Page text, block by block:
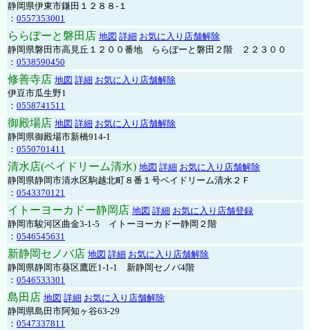
静岡県伊東市鎌田１２８８-１
： 0557353001
ららぽーと磐田店 地図 詳細 お気に入り店舗解除
静岡県磐田市高見丘１２００番地 ららぽーと磐田２階 ２２３００
： 0538590450
修善寺店 地図 詳細 お気に入り店舗解除
伊豆市瓜生野1
： 0558741511
御殿場店 地図 詳細 お気に入り店舗解除
静岡県御殿場市新橋914-1
： 0550701411
清水店(ベイドリーム清水) 地図 詳細 お気に入り店舗解除
静岡県静岡市清水区駒越北町８番１号ベイドリーム清水２Ｆ
： 0543370121
イトーヨーカドー静岡店 地図 詳細 お気に入り店舗登録
静岡市駿河区曲金3-1-5 イトーヨーカドー静岡２階
： 0546545631
新静岡セノバ店 地図 詳細 お気に入り店舗解除
静岡県静岡市葵区鷹匠1-1-1 新静岡セノバ4階
： 0546533301
島田店 地図 詳細 お気に入り店舗解除
静岡県島田市阿知ヶ谷63-29
： 0547337811